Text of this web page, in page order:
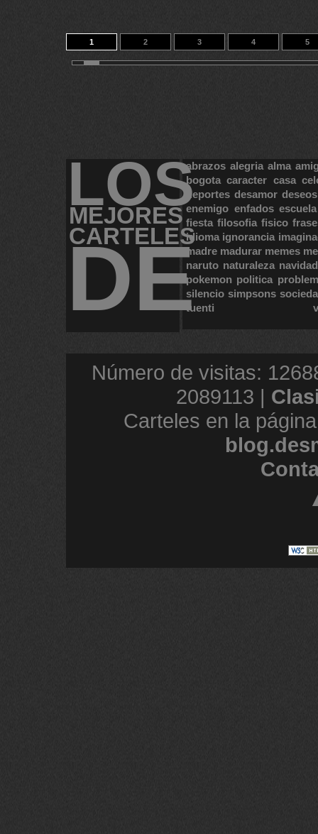
1 2 3 4 5
11 12 13 14 28
LOS
MEJORES
CARTELES
DE
abrazos alegria alma
bogota caracter casa
deportes desamor deseos
enemigo enfados escuela
fiesta filosofia fisico
idioma ignorancia
madre madurar memes
naruto naturaleza navidad
pokemon politica
silencio simpsons
tuenti
Número de visitas:
2089113 |
Carteles en la